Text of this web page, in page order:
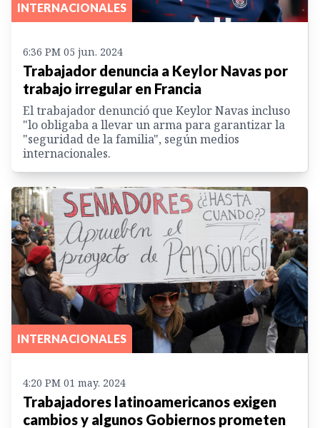
INTERNACIONALES
6:36 PM 05 jun. 2024
Trabajador denuncia a Keylor Navas por
trabajo irregular en Francia
El trabajador denunció que Keylor Navas incluso
"lo obligaba a llevar un arma para garantizar la
"seguridad de la familia", según medios
internacionales.
INTERNACIONALES
4:20 PM 01 may. 2024
Trabajadores latinoamericanos exigen
cambios y algunos Gobiernos prometen